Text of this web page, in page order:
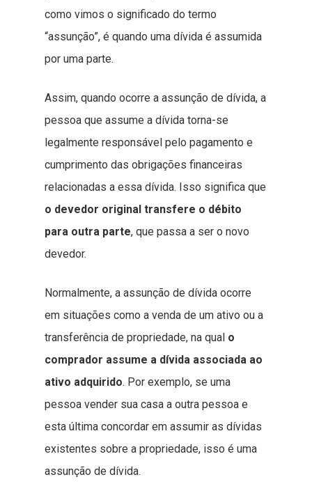
como vimos o significado do termo
“assunção”, é quando uma dívida é assumida
por uma parte.
Assim, quando ocorre a assunção de dívida, a
pessoa que assume a dívida torna-se
legalmente responsável pelo pagamento e
cumprimento das obrigações financeiras
relacionadas a essa dívida. Isso significa que
o devedor original transfere o débito
para outra parte, que passa a ser o novo
devedor.
Normalmente, a assunção de dívida ocorre
em situações como a venda de um ativo ou a
transferência de propriedade, na qual o
comprador assume a dívida associada ao
ativo adquirido. Por exemplo, se uma
pessoa vender sua casa a outra pessoa e
esta última concordar em assumir as dívidas
existentes sobre a propriedade, isso é uma
assunção de dívida.